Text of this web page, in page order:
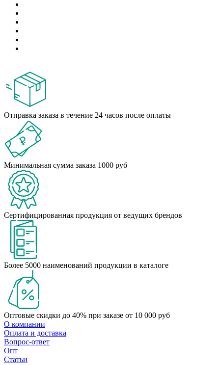
Отправка заказа в течение 24 часов после оплаты
Минимальная сумма заказа 1000 руб
Сертифицированная продукция от ведущих брендов
Более 5000 наименований продукции в каталоге
Оптовые скидки до 40% при заказе от 10 000 руб
О компании
Оплата и доставка
Вопрос-ответ
Опт
Статьи